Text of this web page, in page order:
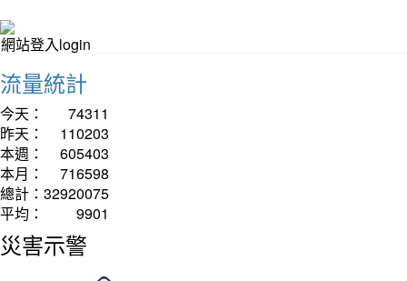
網站登入login
流量統計
今天：
74311
昨天：
110203
本週：
605403
本月：
716598
總計： 32920075
平均：
9901
災害示警